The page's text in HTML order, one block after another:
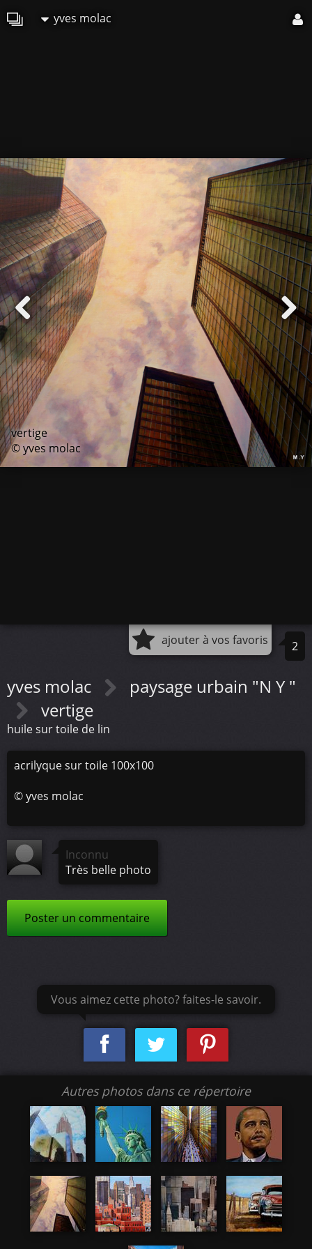
yves molac
vertige
© yves molac
ajouter à vos favoris 2
yves molac
paysage urbain "N Y "
vertige
huile sur toile de lin
acrilyque sur toile 100x100
©yves molac
Inconnu
Très belle photo
Poster un commentaire
Vous aimez cette photo? faites-le savoir.
Autres photos dans ce répertoire